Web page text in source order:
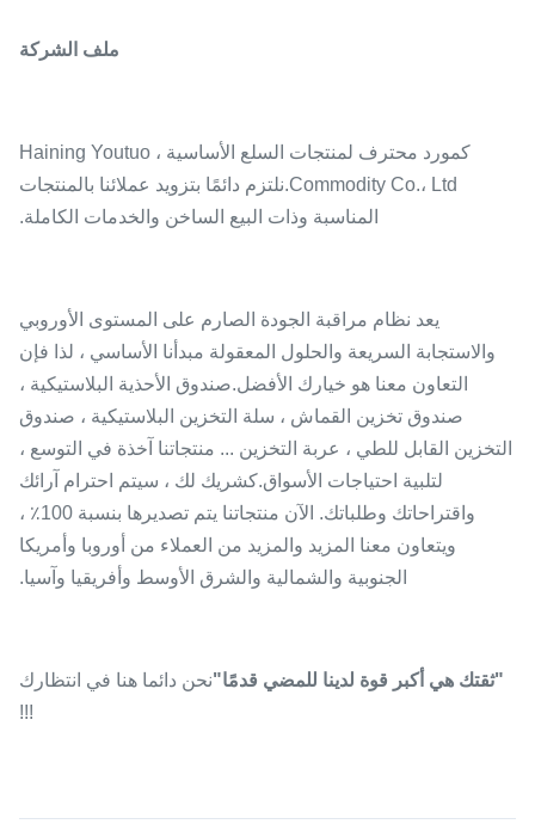
ملف الشركة
كمورد محترف لمنتجات السلع الأساسية ، Haining Youtuo
Commodity Co.، Ltd.نلتزم دائمًا بتزويد عملائنا بالمنتجات
المناسبة وذات البيع الساخن والخدمات الكاملة.
يعد نظام مراقبة الجودة الصارم على المستوى الأوروبي
والاستجابة السريعة والحلول المعقولة مبدأنا الأساسي ، لذا فإن
التعاون معنا هو خيارك الأفضل.صندوق الأحذية البلاستيكية ،
صندوق تخزين القماش ، سلة التخزين البلاستيكية ، صندوق
التخزين القابل للطي ، عربة التخزين ... منتجاتنا آخذة في التوسع ،
لتلبية احتياجات الأسواق.كشريك لك ، سيتم احترام آرائك
واقتراحاتك وطلباتك. الآن منتجاتنا يتم تصديرها بنسبة 100٪ ،
ويتعاون معنا المزيد والمزيد من العملاء من أوروبا وأمريكا
الجنوبية والشمالية والشرق الأوسط وأفريقيا وآسيا.
"ثقتك هي أكبر قوة لدينا للمضي قدمًا"نحن دائما هنا في انتظارك
!!!